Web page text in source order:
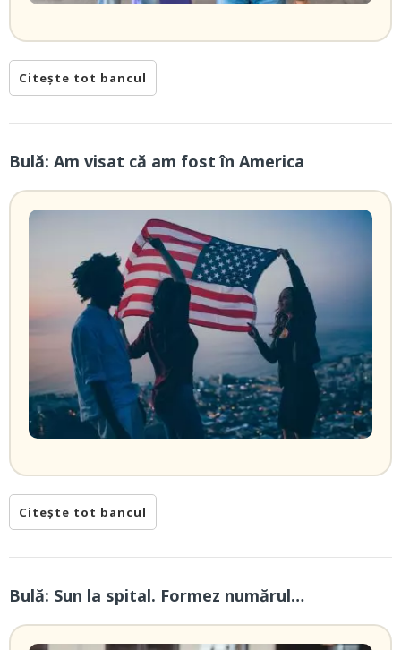
Citește tot bancul
Bulă: Am visat că am fost în America
Citește tot bancul
Bulă: Sun la spital. Formez numărul…